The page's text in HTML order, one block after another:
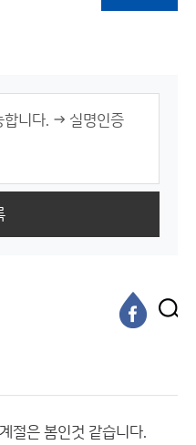
절은 봄인것 같습니다.